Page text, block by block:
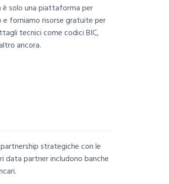
è solo una piattaforma per
e forniamo risorse gratuite per
tecnici come codici BIC,
ancora.
strategiche con le
partner includono banche